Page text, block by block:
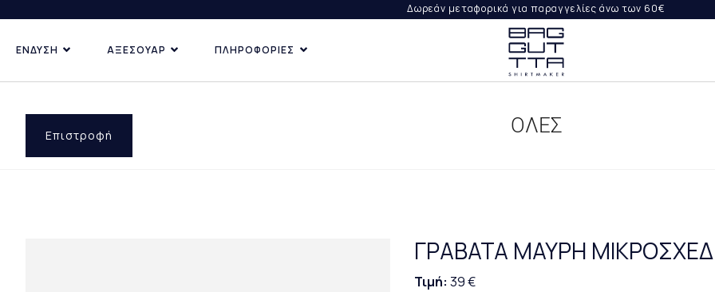
Δωρεάν μεταφορικά για παραγγελίες άνω των 60€
ΕΝΔΥΣΗ ΑΞΕΣΟΥΑΡ ΠΛΗΡΟΦΟΡΙΕΣ
ΟΛΕΣ
Επιστροφή
ΓΡΑΒΑΤΑ ΜΑΥΡΗ
Τιμή: 39 €